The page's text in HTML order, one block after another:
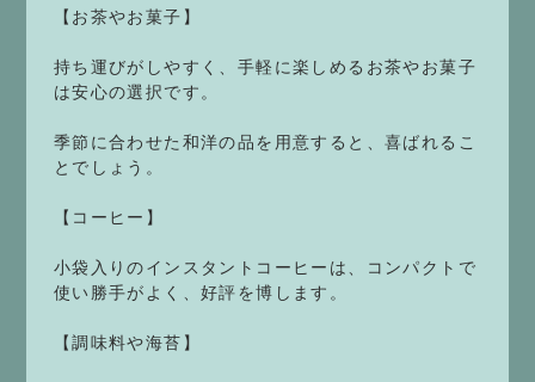
【お茶やお菓子】
持ち運びがしやすく、手軽に楽しめるお茶やお菓子
は安心の選択です。
季節に合わせた和洋の品を用意すると、喜ばれるこ
とでしょう。
【コーヒー】
小袋入りのインスタントコーヒーは、コンパクトで
使い勝手がよく、好評を博します。
【調味料や海苔】